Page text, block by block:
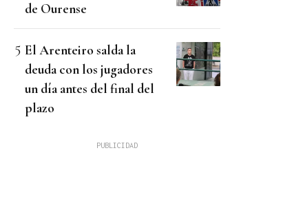
de Ourense
El Arenteiro salda la
deuda con los jugadores
un día antes del final del
plazo